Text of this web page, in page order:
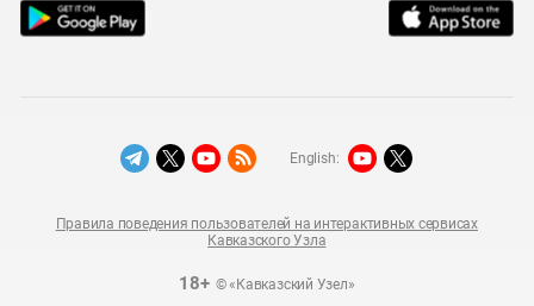
18+© «Кавказский Узел»
Правила поведения пользователей на интерактивных сервисах
Кавказского Узла
English: